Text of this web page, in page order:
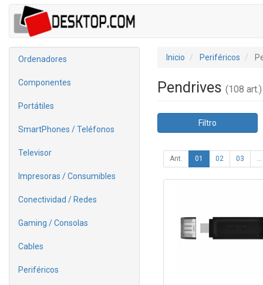
Ordenadores
Componentes
Portátiles
SmartPhones / Teléfonos
Televisor
Impresoras / Consumibles
Conectividad / Redes
Gaming / Consolas
Cables
Periféricos
Inicio Periféricos
Pendrives (108 art.)
Filtro
Ant. 01 02 03 ...